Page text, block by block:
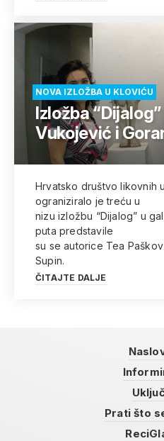
NOVA IZLOŽBA U KLOVIĆU
Izložba
Vukojević i
Hrvatsko društvo likovnih
ograniziralo je treću u
nizu izložbu “Dijalog” u
puta predstavile
su se autorice Tea
Supin.
ČITAJTE DALJE
Prati što